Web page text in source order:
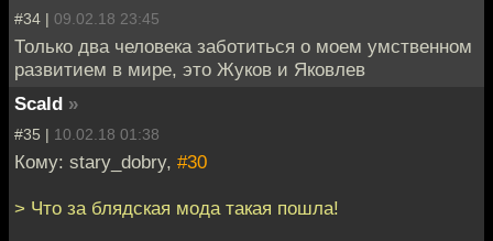
#34 | 09.02.18 23:45
Только два человека заботиться о моем умственном
развитием в мире, это Жуков и Яковлев
Scald »
#35 | 10.02.18 01:38
Кому: stary_dobry, #30
> Что за блядская мода такая пошла!